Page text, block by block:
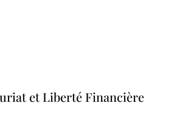
et Liberté Financière